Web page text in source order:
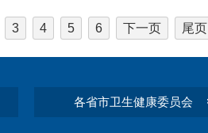
3 4 5 6 下一页 尾页
各省市卫生健康委员会